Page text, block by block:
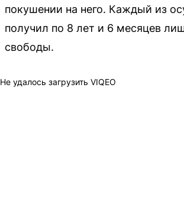
покушении на него. Каждый из
получил по 8 лет и 6 месяцев
свободы.
Не удалось загрузить VIQEO